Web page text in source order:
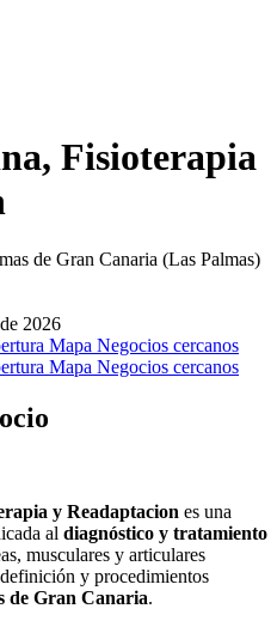
Fisioterapia
de Gran Canaria (Las Palmas)
2026
Mapa Negocios cercanos
Mapa Negocios cercanos
y Readaptacion es una
al diagnóstico y tratamiento
musculares y articulares
y procedimientos
de Gran Canaria.